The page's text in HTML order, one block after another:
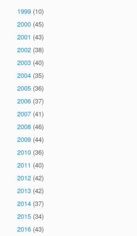
1999 (10)
2000 (45)
2001 (43)
2002 (38)
2003 (40)
2004 (35)
2005 (36)
2006 (37)
2007 (41)
2008 (46)
2009 (44)
2010 (36)
2011 (40)
2012 (42)
2013 (42)
2014 (37)
2015 (34)
2016 (43)